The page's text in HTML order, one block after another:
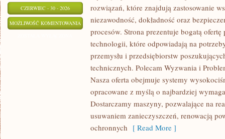
CZERWIEC - 30 - 2026
MOŻLIWOŚĆ KOMENTOWANIA WYZWANIA
PROBLEMY
BRANŻY
rozwiązań, które znajdują zastosowanie
niezawodność, dokładność oraz
procesów. Strona prezentuje bogatą ofertę
technologii, które odpowiadają na
przemysłu i przedsiębiorstw
technicznych. Polecam Wyzwania i
Nasza oferta obejmuje systemy
opracowane z myślą o najbardziej
Dostarczamy maszyny, pozwalające na
usuwaniem zanieczyszczeń, renowacją
ochronnych [ Read More ]